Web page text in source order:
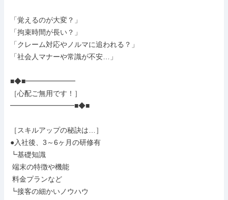
「覚えるのが大変？」
「拘束時間が長い？」
「クレーム対応やノルマに追われる？」
「社会人マナーや常識が不安…」
■◆■━━━━━━━
［心配ご無用です！］
━━━━━━━━━■◆■
［スキルアップの秘訣は…］
●入社後、3～6ヶ月の研修有
┗基礎知識
┗接客の細かいノウハウ